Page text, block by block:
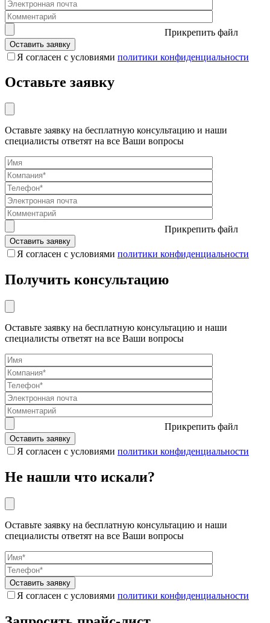
Прикрепить файл
Я согласен с условиями политики конфиденциальности
Оставьте заявку
Оставьте заявку на бесплатную консультацию и наши
специалисты ответят на все Ваши вопросы
Прикрепить файл
Я согласен с условиями политики конфиденциальности
Получить консультацию
Оставьте заявку на бесплатную консультацию и наши
специалисты ответят на все Ваши вопросы
Прикрепить файл
Я согласен с условиями политики конфиденциальности
Не нашли что искали?
Оставьте заявку на бесплатную консультацию и наши
специалисты ответят на все Ваши вопросы
Я согласен с условиями политики конфиденциальности